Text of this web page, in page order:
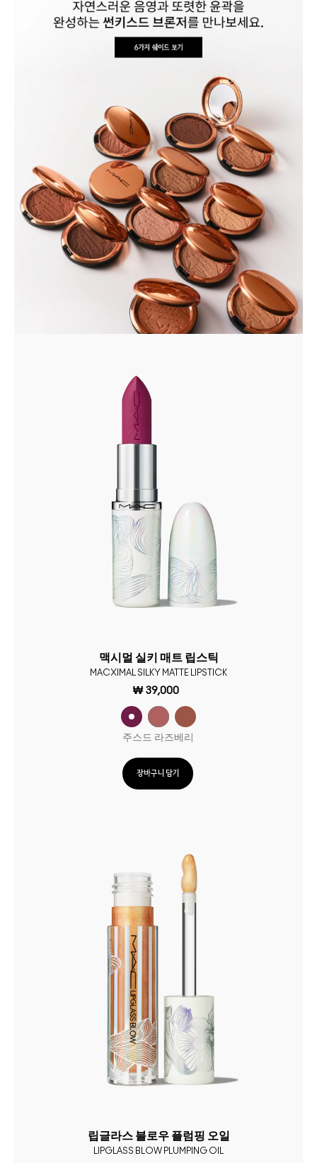
맥시멀 실키 매트 립스틱
MACXIMAL SILKY MATTE LIPSTICK
₩ 39,000
주스드 라즈베리
장바구니 담기
립글라스 블로우 플럼핑 오일
LIPGLASS BLOW PLUMPING OIL